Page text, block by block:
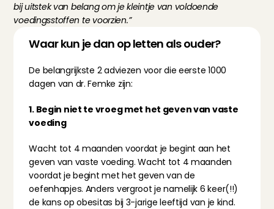
bij uitstek van belang om je kleintje van voldoende
voedingsstoffen te voorzien.”
Waar kun je dan op letten als ouder?
De belangrijkste 2 adviezen voor die eerste 1000
dagen van dr. Femke zijn:
1. Begin niet te vroeg met het geven van vaste
voeding
Wacht tot 4 maanden voordat je begint aan het
geven van vaste voeding. Wacht tot 4 maanden
oefenhapjes. Anders vergroot je namelijk 6 keer(!!)
de kans op obesitas bij 3-jarige leeftijd van je kind.